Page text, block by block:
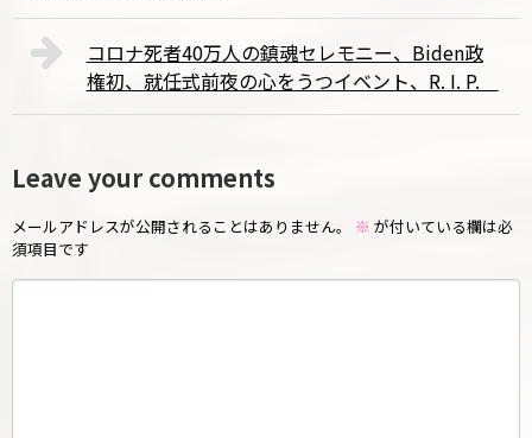
コロナ死者40万人の鎮魂セレモニー、Biden政
権初、就任式前夜の心をうつイベント、R. I. P.
Leave your comments
メールアドレスが公開されることはありません。 ※ が付いている欄は必
須項目です